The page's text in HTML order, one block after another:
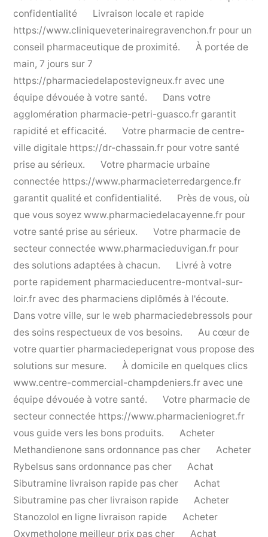
confidentialité
Livraison locale et rapide
https://www.cliniqueveterinairegravenchon.fr pour un
conseil pharmaceutique de proximité.
À portée de
main, 7 jours sur 7
https://pharmaciedelapostevigneux.fr avec une
équipe dévouée à votre santé.
Dans votre
agglomération pharmacie-petri-guasco.fr garantit
rapidité et efficacité.
Votre pharmacie de centre-
ville digitale https://dr-chassain.fr pour votre santé
prise au sérieux.
Votre pharmacie urbaine
connectée https://www.pharmacieterredargence.fr
garantit qualité et confidentialité.
Près de vous, où
que vous soyez www.pharmaciedelacayenne.fr pour
votre santé prise au sérieux.
Votre pharmacie de
secteur connectée www.pharmacieduvigan.fr pour
des solutions adaptées à chacun.
Livré à votre
porte rapidement pharmacieducentre-montval-sur-
loir.fr avec des pharmaciens diplômés à l'écoute.
Dans votre ville, sur le web pharmaciedebressols pour
des soins respectueux de vos besoins.
Au cœur de
votre quartier pharmaciedeperignat vous propose des
solutions sur mesure.
À domicile en quelques clics
www.centre-commercial-champdeniers.fr avec une
équipe dévouée à votre santé.
Votre pharmacie de
secteur connectée https://www.pharmacieniogret.fr
vous guide vers les bons produits.
Acheter
Methandienone sans ordonnance pas cher
Acheter
Rybelsus sans ordonnance pas cher
Achat
Sibutramine livraison rapide pas cher
Achat
Sibutramine pas cher livraison rapide
Acheter
Stanozolol en ligne livraison rapide
Acheter
Oxymetholone meilleur prix pas cher
Achat